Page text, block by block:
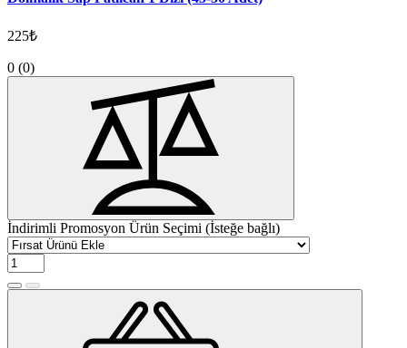
225₺
0 (0)
İndirimli Promosyon Ürün Seçimi (İsteğe bağlı)